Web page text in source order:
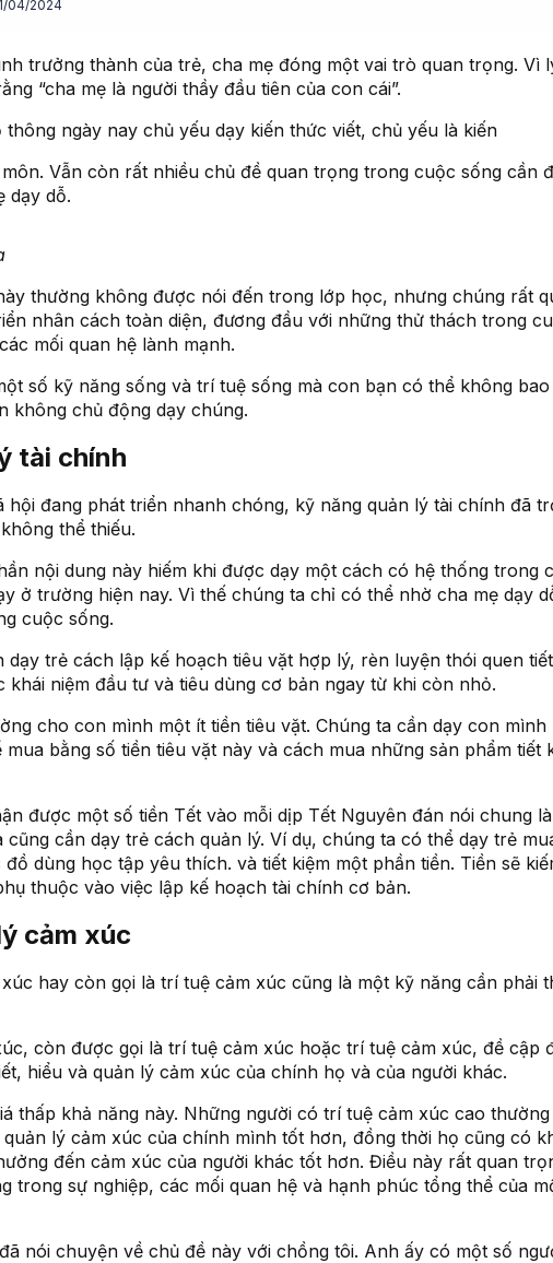
04/2024
trưởng thành của trẻ, cha mẹ đóng một vai trò quan trọng. Vì
“cha mẹ là người thầy đầu tiên của con cái”.
thông ngày nay chủ yếu dạy kiến thức viết, chủ yếu là kiến
Vẫn còn rất nhiều chủ đề quan trọng trong cuộc sống cần
dạy dỗ.
thường không được nói đến trong lớp học, nhưng chúng rất
nhân cách toàn diện, đương đầu với những thử thách trong
mối quan hệ lành mạnh.
số kỹ năng sống và trí tuệ sống mà con bạn có thể không
không chủ động dạy chúng.
tài chính
hội đang phát triển nhanh chóng, kỹ năng quản lý tài chính đã
thể thiếu.
nội dung này hiếm khi được dạy một cách có hệ thống trong
ở trường hiện nay. Vì thế chúng ta chỉ có thể nhờ cha mẹ dạy
cuộc sống.
dạy trẻ cách lập kế hoạch tiêu vặt hợp lý, rèn luyện thói quen
khái niệm đầu tư và tiêu dùng cơ bản ngay từ khi còn nhỏ.
cho con mình một ít tiền tiêu vặt. Chúng ta cần dạy con mình
bằng số tiền tiêu vặt này và cách mua những sản phẩm tiết
được một số tiền Tết vào mỗi dịp Tết Nguyên đán nói chung
cũng cần dạy trẻ cách quản lý. Ví dụ, chúng ta có thể dạy trẻ
dùng học tập yêu thích. và tiết kiệm một phần tiền. Tiền sẽ
thuộc vào việc lập kế hoạch tài chính cơ bản.
cảm xúc
hay còn gọi là trí tuệ cảm xúc cũng là một kỹ năng cần phải
còn được gọi là trí tuệ cảm xúc hoặc trí tuệ cảm xúc, đề cập
hiểu và quản lý cảm xúc của chính họ và của người khác.
thấp khả năng này. Những người có trí tuệ cảm xúc cao
quản lý cảm xúc của chính mình tốt hơn, đồng thời họ cũng có
đến cảm xúc của người khác tốt hơn. Điều này rất quan
trong sự nghiệp, các mối quan hệ và hạnh phúc tổng thể của
nói chuyện về chủ đề này với chồng tôi. Anh ấy có một số